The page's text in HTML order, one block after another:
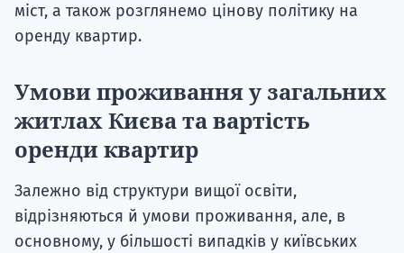
міст, а також розглянемо цінову політику на
оренду квартир.
Умови проживання у загальних
житлах Києва та вартість
оренди квартир
Залежно від структури вищої освіти,
відрізняються й умови проживання, але, в
основному, у більшості випадків у київських